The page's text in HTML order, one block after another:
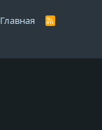
Главная
R